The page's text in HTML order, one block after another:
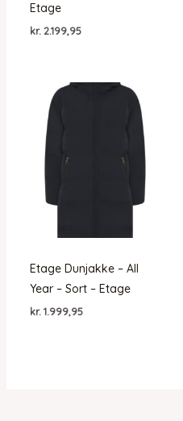
Etage
kr. 2.199,95
Etage Dunjakke – All
Year – Sort – Etage
kr. 1.999,95